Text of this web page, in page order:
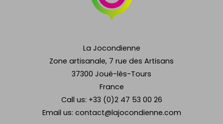
La Jocondienne
Zone artisanale, 7 rue des Artisans
37300 Joué-lès-Tours
France
Call us: +33 (0)2 47 53 00 26
Email us: contact@lajocondienne.com